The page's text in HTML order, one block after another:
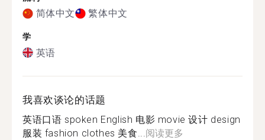
简体中文 繁体中文
学
英语
我喜欢谈论的话题
英语口语 spoken English 电影 movie 设计 design
服装 fashion clothes 美食... 阅读更多